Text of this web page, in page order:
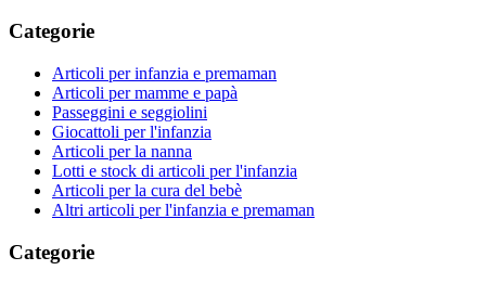
Categorie
Articoli per infanzia e premaman
Articoli per mamme e papà
Passeggini e seggiolini
Giocattoli per l'infanzia
Articoli per la nanna
Lotti e stock di articoli per l'infanzia
Articoli per la cura del bebè
Altri articoli per l'infanzia e premaman
Categorie